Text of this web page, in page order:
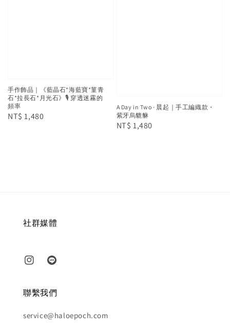
手作飾品｜《藍晶石*海藍寶*菫青
石*拉長石*月光石》🎙️ 穿透迷霧的
頻率
Regular
NT$ 1,480
A Day in Two · 晨起｜手工編織款・
紫牙烏貔貅
Regular
NT$ 1,480
社群媒體
聯繫我們
service@haloepoch.com